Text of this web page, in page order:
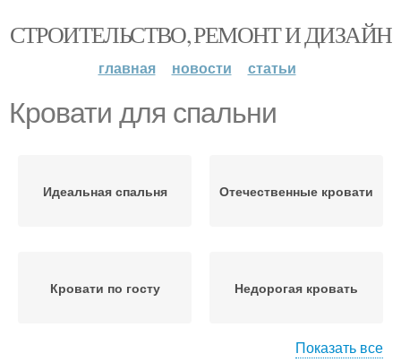
СТРОИТЕЛЬСТВО, РЕМОНТ И ДИЗАЙН
главная новости статьи
Кровати для спальни
Идеальная спальня Отечественные кровати
Кровати по госту Недорогая кровать
Показать все